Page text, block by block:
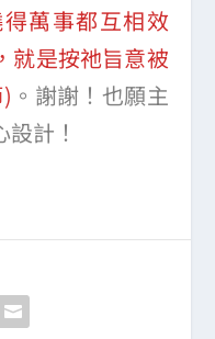
萬事都互相效
就是按祂旨意被
。謝謝！也願主
計！